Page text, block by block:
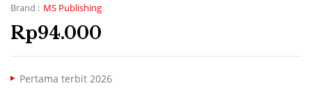
Brand : MS Publishing
Rp94.000
Pertama terbit 2026